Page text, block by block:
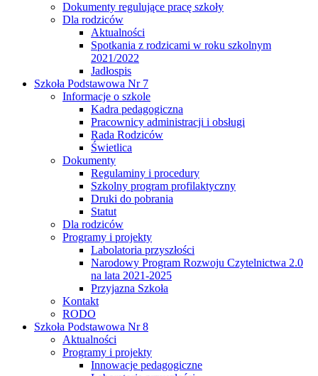
Dokumenty regulujące pracę szkoły
Dla rodziców
Aktualności
Spotkania z rodzicami w roku szkolnym
2021/2022
Jadłospis
Szkoła Podstawowa Nr 7
Informacje o szkole
Kadra pedagogiczna
Pracownicy administracji i obsługi
Rada Rodziców
Świetlica
Dokumenty
Regulaminy i procedury
Szkolny program profilaktyczny
Druki do pobrania
Statut
Dla rodziców
Programy i projekty
Labolatoria przyszłości
Narodowy Program Rozwoju Czytelnictwa 2.0
na lata 2021-2025
Przyjazna Szkoła
Kontakt
RODO
Szkoła Podstawowa Nr 8
Aktualności
Programy i projekty
Innowacje pedagogiczne